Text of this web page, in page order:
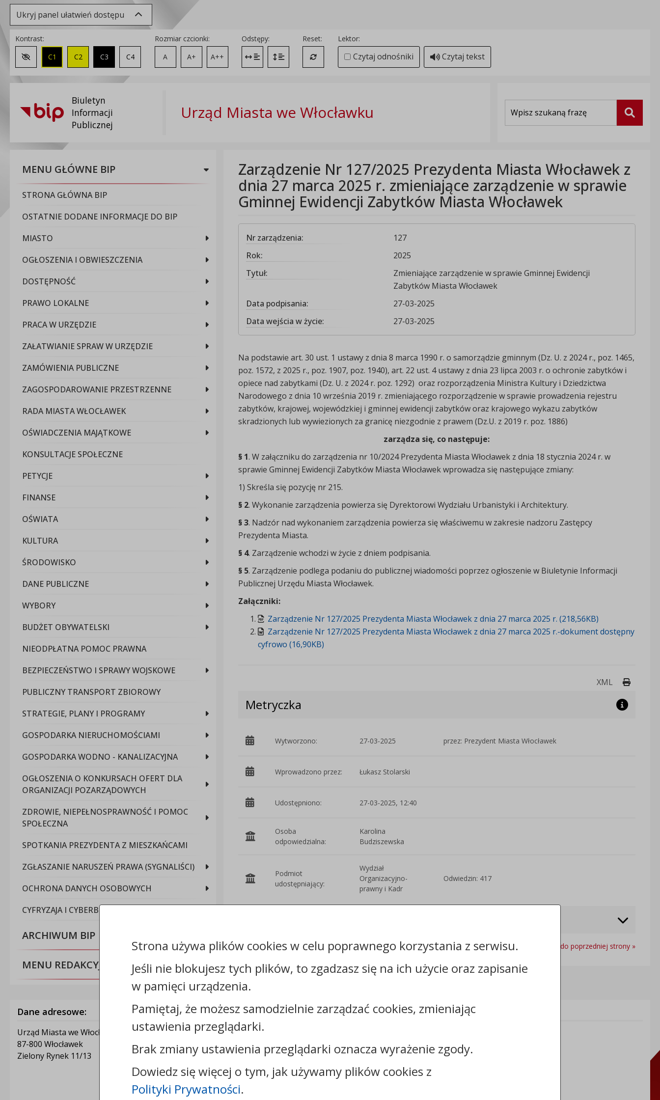
Ukryj panel ułatwień dostępu
Kontrast:
Zmień kontrast na domyślny
C1 C2 C3 C4
Rozmiar czcionki:
A
A+ A++
Odstępy:
Zmień odstęp między literami
Zmień interlinię i margines między paragrafami
Reset:
Przywróć ustawienia domyślne
Lektor:
Czytaj odnośniki Czytaj tekst
Biuletyn
Informacji
Publicznej
Urząd Miasta we Włocławku Szukaj
MENU GŁÓWNE BIP
STRONA GŁÓWNA BIP
OSTATNIE DODANE INFORMACJE DO BIP
MIASTO
OGŁOSZENIA I OBWIESZCZENIA
DOSTĘPNOŚĆ
PRAWO LOKALNE
PRACA W URZĘDZIE
ZAŁATWIANIE SPRAW W URZĘDZIE
ZAMÓWIENIA PUBLICZNE
ZAGOSPODAROWANIE PRZESTRZENNE
RADA MIASTA WŁOCŁAWEK
OŚWIADCZENIA MAJĄTKOWE
KONSULTACJE SPOŁECZNE
PETYCJE
FINANSE
OŚWIATA
KULTURA
ŚRODOWISKO
DANE PUBLICZNE
WYBORY
BUDŻET OBYWATELSKI
NIEODPŁATNA POMOC PRAWNA
BEZPIECZEŃSTWO I SPRAWY WOJSKOWE
PUBLICZNY TRANSPORT ZBIOROWY
STRATEGIE, PLANY I PROGRAMY
GOSPODARKA NIERUCHOMOŚCIAMI
GOSPODARKA WODNO - KANALIZACYJNA
OGŁOSZENIA O KONKURSACH OFERT DLA
ORGANIZACJI POZARZĄDOWYCH
ZDROWIE, NIEPEŁNOSPRAWNOŚĆ I POMOC
SPOŁECZNA
SPOTKANIA PREZYDENTA Z MIESZKAŃCAMI
ZGŁASZANIE NARUSZEŃ PRAWA (SYGNALIŚCI)
OCHRONA DANYCH OSOBOWYCH
CYFRYZAJA I CYBERBEZPIECZEŃSTWO
ARCHIWUM BIP
MENU REDAKCYJNE
Zarządzenie Nr 127/2025 Prezydenta Miasta Włocławek z
dnia 27 marca 2025 r. zmieniające zarządzenie w sprawie
Gminnej Ewidencji Zabytków Miasta Włocławek
Nr zarządzenia:
127
Rok:
2025
Tytuł:
Zmieniające zarządzenie w sprawie Gminnej Ewidencji
Zabytków Miasta Włocławek
Data podpisania:
27-03-2025
Data wejścia w życie:
27-03-2025
Na podstawie art. 30 ust. 1 ustawy z dnia 8 marca 1990 r. o samorządzie gminnym (Dz. U. z 2024 r., poz. 1465,
poz. 1572, z 2025 r., poz. 1907, poz. 1940), art. 22 ust. 4 ustawy z dnia 23 lipca 2003 r. o ochronie zabytków i
opiece nad zabytkami (Dz. U. z 2024 r. poz. 1292) oraz rozporządzenia Ministra Kultury i Dziedzictwa
Narodowego z dnia 10 września 2019 r. zmieniającego rozporządzenie w sprawie prowadzenia rejestru
zabytków, krajowej, wojewódzkiej i gminnej ewidencji zabytków oraz krajowego wykazu zabytków
skradzionych lub wywiezionych za granicę niezgodnie z prawem (Dz.U. z 2019 r. poz. 1886)
zarządza się, co następuje:
§ 1. W załączniku do zarządzenia nr 10/2024 Prezydenta Miasta Włocławek z dnia 18 stycznia 2024 r. w
sprawie Gminnej Ewidencji Zabytków Miasta Włocławek wprowadza się następujące zmiany:
1) Skreśla się pozycję nr 215.
§ 2. Wykonanie zarządzenia powierza się Dyrektorowi Wydziału Urbanistyki i Architektury.
§ 3. Nadzór nad wykonaniem zarządzenia powierza się właściwemu w zakresie nadzoru Zastępcy
Prezydenta Miasta.
§ 4. Zarządzenie wchodzi w życie z dniem podpisania.
§ 5. Zarządzenie podlega podaniu do publicznej wiadomości poprzez ogłoszenie w Biuletynie Informacji
Publicznej Urzędu Miasta Włocławek.
Załączniki:
Zarządzenie Nr 127/2025 Prezydenta Miasta Włocławek z dnia 27 marca 2025 r. (218,56KB)
Zarządzenie Nr 127/2025 Prezydenta Miasta Włocławek z dnia 27 marca 2025 r.-dokument dostępny
cyfrowo (16,90KB)
XML Drukuj
Metryczka
Wytworzono: 27-03-2025 przez: Prezydent Miasta Włocławek
Wprowadzono przez: Łukasz Stolarski
Udostępniono: 27-03-2025, 12:40
Osoba
odpowiedzialna:
Karolina
Budziszewska
Podmiot
udostępniający:
Wydział
Organizacyjno-
prawny i Kadr
Odwiedzin: 417
Powrót do poprzedniej strony »
Dane adresowe:
Urząd Miasta we Włocławku
87-800 Włocławek
Zielony Rynek 11/13
Kontakt:
tel.:+48544144000
faks: +48544144444
e-mail:poczta@um.wloclawek.pl
skrytka ePUAP: /umwloclawek/SkrytkaESP lub
/umwloclawek/skrytka
strona www:
Informacje dodatkowe:
REGON: 910866910
TERYT: 0464011
Strona używa plików cookies w celu poprawnego korzystania z serwisu.
Jeśli nie blokujesz tych plików, to zgadzasz się na ich użycie oraz zapisanie
w pamięci urządzenia.
Pamiętaj, że możesz samodzielnie zarządzać cookies, zmieniając
ustawienia przeglądarki.
Brak zmiany ustawienia przeglądarki oznacza wyrażenie zgody.
Dowiedz się więcej o tym, jak używamy plików cookies z
Polityki Prywatności.